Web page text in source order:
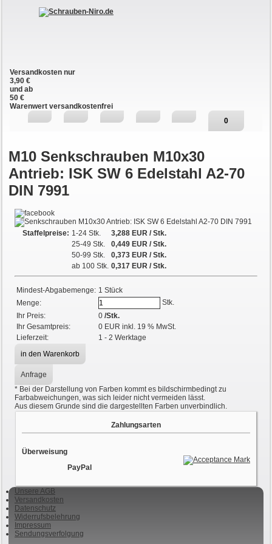
Versandkosten nur
3,90 €
und ab
50 €
Warenwert versandkostenfrei
0
M10 Senkschrauben M10x30
Antrieb: ISK SW 6 Edelstahl A2-70
DIN 7991
Staffelpreise: 1-24 Stk. 3,288 EUR / Stk.
25-49 Stk.
0,449 EUR / Stk.
50-99 Stk.
0,373 EUR / Stk.
ab 100 Stk. 0,317 EUR / Stk.
Mindest-Abgabemenge: 1 Stück
Menge:
Stk.
Ihr Preis:
0 /Stk.
Ihr Gesamtpreis:
0 EUR inkl. 19 % MwSt.
Lieferzeit:
1 - 2 Werktage
Anfrage
* Bei der Darstellung von Farben kommt es bildschirmbedingt zu
Farbabweichungen, was sich leider nicht vermeiden lässt.
Aus diesem Grunde sind die dargestellten Farben unverbindlich.
Zahlungsarten
Überweisung
PayPal
Unsere AGB
Versandkosten
Datenschutz
Widerrufsbelehrung
Impressum
Sendungsverfolgung